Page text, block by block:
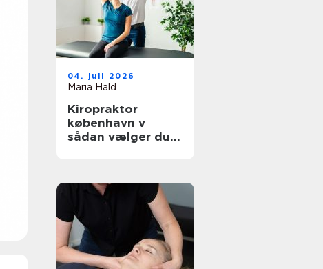
04. juli 2026
Maria Hald
Kiropraktor
københavn v
sådan vælger du